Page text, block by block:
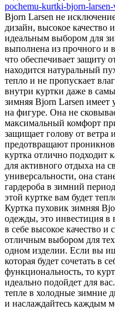
pochemu-kurtki-bjorn-
Bjorn Larsen не
дизайн, высокое качество
идеальным выбором для
выполнена из прочного и
что обеспечивает защиту
находится натуральный
тепло и не пропускает
внутри куртки даже в
зимняя Bjorn Larsen имеет
на фигуре. Она не
максимальный комфорт
защищает голову от ветра
предотвращают
куртка отлично подходит
для активного отдыха на
универсальности, она
гардероба в зимний
этой куртке вам будет
Куртка пуховик зимняя
одежды, это инвестиция в
в себе высокое качество и
отличным выбором для
одном изделии. Если вы
которая будет сочетать в
функциональность, то
идеально подойдет для
тепле в холодные зимние
и наслаждайтесь каждым